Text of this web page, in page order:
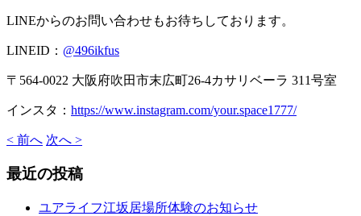
LINEからのお問い合わせもお待ちしております。
LINEID： @496ikfus
〒564-0022 大阪府吹田市末広町26-4カサリベーラ 311号室
インスタ： https://www.instagram.com/your.space1777/
< 前へ 次へ >
最近の投稿
ユアライフ江坂居場所体験のお知らせ